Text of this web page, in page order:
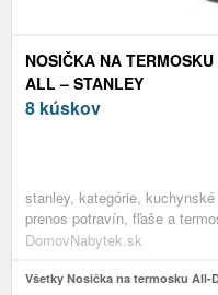
NOSIČKA NA
ALL – STANLEY
8 kúskov
stanley, kategórie,
prenos potravín, fľaše a
DomovNabytek.sk
Všetky Nosička na termosku All-